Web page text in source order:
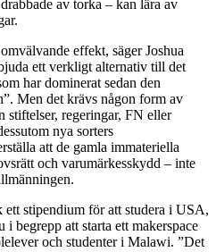
av torka – kan lära av
effekt, säger Joshua
ett verkligt alternativ till det
har dominerat sedan den
Men det krävs någon form av
stiftelser, regeringar, FN eller
nya sorters
att de gamla immateriella
och varumärkesskydd – inte
stipendium för att studera i USA,
i begrepp att starta ett makerspace
och studenter i Malawi. ”Det